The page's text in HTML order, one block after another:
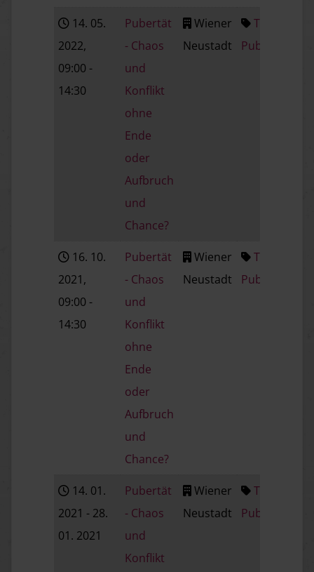
14. 05.
2022,
09:00 -
14:30
Pubertät
- Chaos
und
Konflikt
ohne
Ende
oder
Aufbruch
und
Chance?
Wiener
Neustadt
Thema:
Pubertät
16. 10.
2021,
09:00 -
14:30
Pubertät
- Chaos
und
Konflikt
ohne
Ende
oder
Aufbruch
und
Chance?
Wiener
Neustadt
Thema:
Pubertät
14. 01.
2021 - 28.
01. 2021
Pubertät
- Chaos
und
Konflikt
Wiener
Neustadt
Thema:
Pubertät